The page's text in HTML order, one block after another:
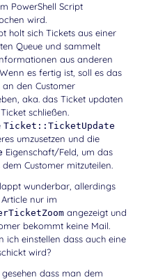
PowerShell Script
wird.
holt sich Tickets aus einer
Queue und sammelt
aus anderen
es fertig ist, soll es das
an den Customer
aka. das Ticket updaten
schließen.
Ticket::TicketUpdate
umzusetzen und die
Eigenschaft/Feld, um das
dem Customer mitzuteilen.
wunderbar, allerdings
nur im
angezeigt und
bekommt keine Mail.
ich einstellen dass auch eine
wird?
gesehen dass man dem